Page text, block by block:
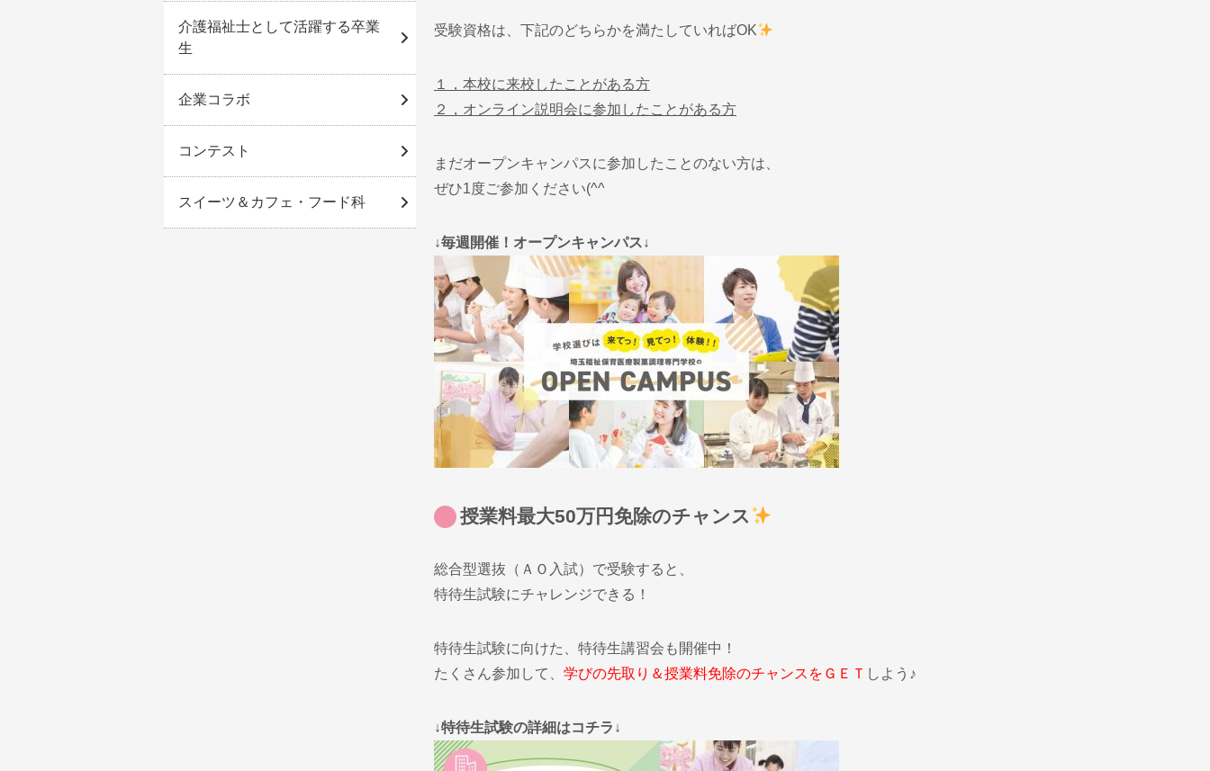
受験資格は、下記のどちらかを満たしていればOK
１，本校に来校したことがある方
２，オンライン説明会に参加したことがある方
まだオープンキャンパスに参加したことのない方は、
ぜひ1度ご参加ください(^^
↓毎週開催！オープンキャンパス↓
授業料最大50万円免除のチャンス
総合型選抜（ＡＯ入試）で受験すると、
特待生試験にチャレンジできる！
特待生試験に向けた、特待生講習会も開催中！
たくさん参加して、 学びの先取り＆授業料免除のチャンスをＧＥＴ しよう♪
↓特待生試験の詳細はコチラ↓
介護福祉士として活躍する卒業
生
企業コラボ
コンテスト
スイーツ＆カフェ・フード科